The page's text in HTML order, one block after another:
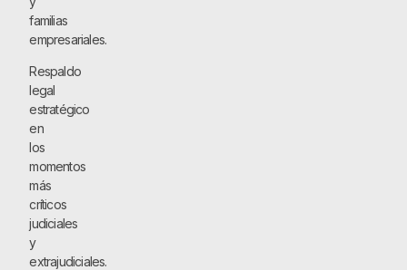
familias
empresariales.
Respaldo
legal
estratégico
en
los
momentos
más
críticos
judiciales
y
extrajudiciales.